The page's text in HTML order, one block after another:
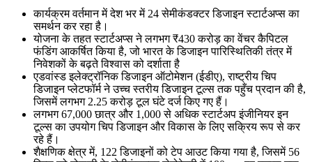
कार्यक्रम वर्तमान में देश भर में 24 सेमीकंडक्टर डिजाइन स्टार्टअप्स का
समर्थन कर रहा है।
योजना के तहत स्टार्टअप्स ने लगभग ₹430 करोड़ का वेंचर कैपिटल
फंडिंग आकर्षित किया है, जो भारत के डिजाइन पारिस्थितिकी तंत्र में
निवेशकों के बढ़ते विश्वास को दर्शाता है
एडवांस्ड इलेक्ट्रॉनिक डिजाइन ऑटोमेशन (ईडीए), राष्ट्रीय चिप
डिजाइन प्लेटफॉर्म ने उच्च स्तरीय डिजाइन टूल्स तक पहुँच प्रदान की है,
जिसमें लगभग 2.25 करोड़ टूल घंटे दर्ज किए गए हैं।
लगभग 67,000 छात्र और 1,000 से अधिक स्टार्टअप इंजीनियर इन
टूल्स का उपयोग चिप डिजाइन और विकास के लिए सक्रिय रूप से कर
रहे हैं।
शैक्षणिक क्षेत्र में, 122 डिजाइनों को टेप आउट किया गया है, जिसमें 56